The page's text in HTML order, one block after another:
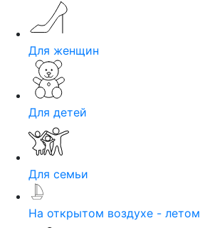
Для женщин
Для детей
Для семьи
На открытом воздухе - летом